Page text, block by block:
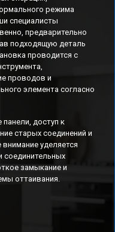
режима
специалисты
предварительно
подходящую деталь
проводится с
проводов и
элемента согласно
доступ к
старых соединений и
уделяется
соединительных
замыкание и
оттаивания.